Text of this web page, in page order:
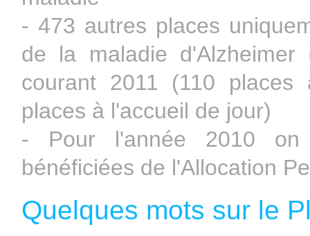
- 473 autres places
de la maladie
courant 2011 (110 places
places à l'accueil de jour)
- Pour l'année 2010 on
bénéficiées de l'Allocation
Quelques mots sur le